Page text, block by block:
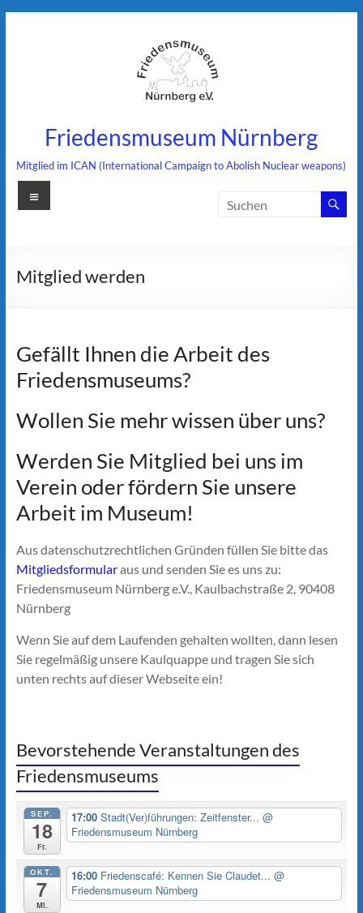
Friedensmuseum Nürnberg
Mitglied im ICAN (International Campaign to Abolish Nuclear weapons)
Menü
Mitglied werden
Gefällt Ihnen die Arbeit des
Friedensmuseums?
Wollen Sie mehr wissen über uns?
Werden Sie Mitglied bei uns im
Verein oder fördern Sie unsere
Arbeit im Museum!
Aus datenschutzrechtlichen Gründen füllen Sie bitte das
Mitgliedsformularaus und senden Sie es uns zu:
Friedensmuseum Nürnberg e.V., Kaulbachstraße 2, 90408
Nürnberg
Wenn Sie auf dem Laufenden gehalten wollten, dann lesen
Sie regelmäßig unsere Kaulquappe und tragen Sie sich
unten rechts auf dieser Webseite ein!
Bevorstehende Veranstaltungen des
Friedensmuseums
SEP.
18
Fr.
17:00Stadt(Ver)führungen: Zeitfenster...@
Friedensmuseum Nürnberg
OKT.
7
Mi.
16:00 Friedenscafé: Kennen Sie Claudet...@
Friedensmuseum Nürnberg